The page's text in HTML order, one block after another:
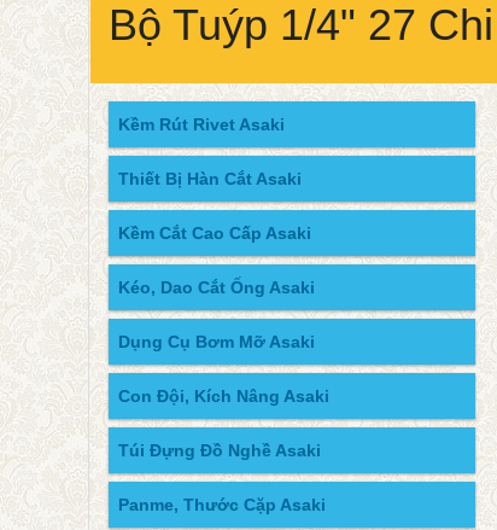
Bộ Tuýp 1/4" 27
Kềm Rút Rivet Asaki
Thiết Bị Hàn Cắt Asaki
Kềm Cắt Cao Cấp Asaki
Kéo, Dao Cắt Ống Asaki
Dụng Cụ Bơm Mỡ Asaki
Con Đội, Kích Nâng Asaki
Túi Đựng Đồ Nghề Asaki
Panme, Thước Cặp Asaki